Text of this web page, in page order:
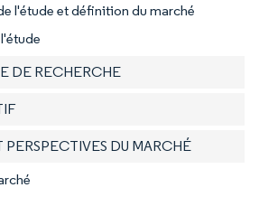
l'étude et définition du marché
DE RECHERCHE
PERSPECTIVES DU MARCHÉ